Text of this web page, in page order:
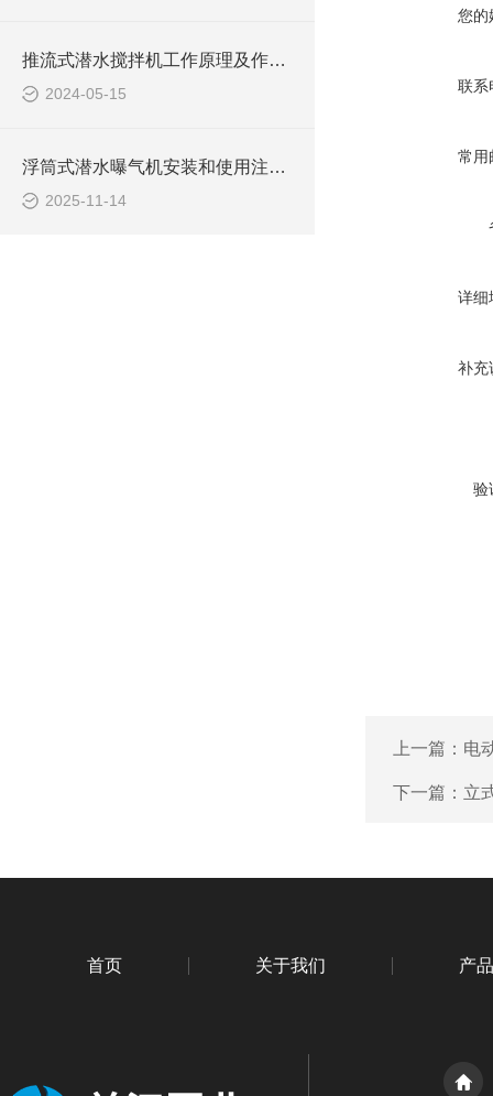
推流式潜水搅拌机工作原理及作用特点、安装图、CAD结构图
2024-05-15
浮筒式潜水曝气机安装和使用注意事项
2025-11-14
您的
联系
常用
详细
补充
验
上一篇： 电
下一篇： 立
首页 关于我们 产